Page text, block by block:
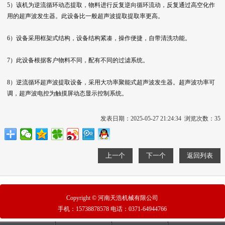
5）该机为逆流循环动态提取，物料进行反复逆向循环流动，反复通过高空化作
用的超声波发生器。此设备比一般超声波提取提取率更高。
6）设备采用框架式结构，设备结构紧凑，操作便捷，自带清洗功能。
7）此设备根据客户物料不同，配有不同的过滤系统。
8）逆流循环超声波提取设备，采用大功率聚能式超声波发生器。超声波功率可
调，超声波电控为触摸屏动态显示控制系统。
发表日期：2025-05-27 21:24:34 浏览次数：35
上一个 下一个 返回列表
Copyright © 河南天浩机械有限公司
手机： 15738878578 电话：0371-64944766